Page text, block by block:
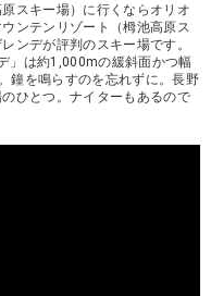
スキー場）に行くならオリオ
ンテンリゾート（栂池高原ス
ンデが評判のスキー場です。
」は約1,000mの緩斜面かつ幅
鐘を鳴らすのを忘れずに。長野
ひとつ。ナイターもあるので